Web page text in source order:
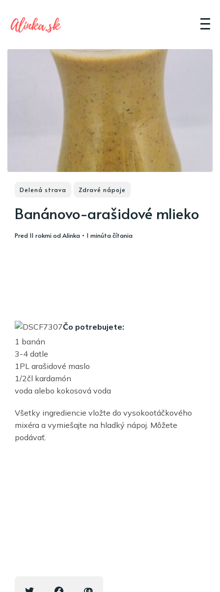
Delená strava Zdravé nápoje
Banánovo-arašidové mlieko
pred 11 rokmiodAlinka • 1 minúta čítania
Čo potrebujete:
1 banán
3-4 datle
1PL arašidové maslo
1/2čl kardamón
voda alebo kokosová voda
Všetky ingrediencie vložte do vysokootáčkového
mixéra a vymiešajte na hladký nápoj. Môžete
podávať.